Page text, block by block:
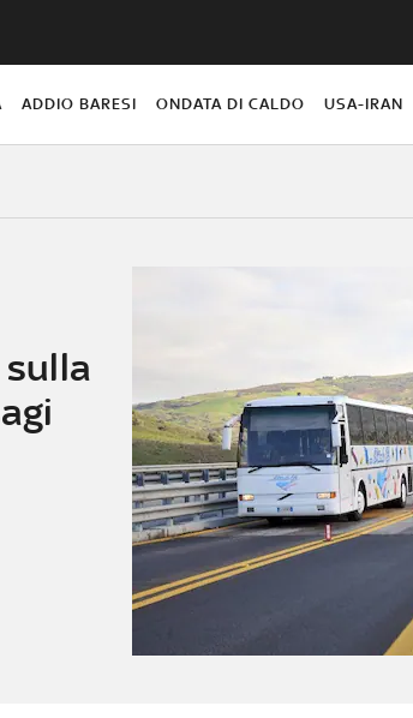
ADDIO BARESI ONDATA DI CALDO USA-IRAN